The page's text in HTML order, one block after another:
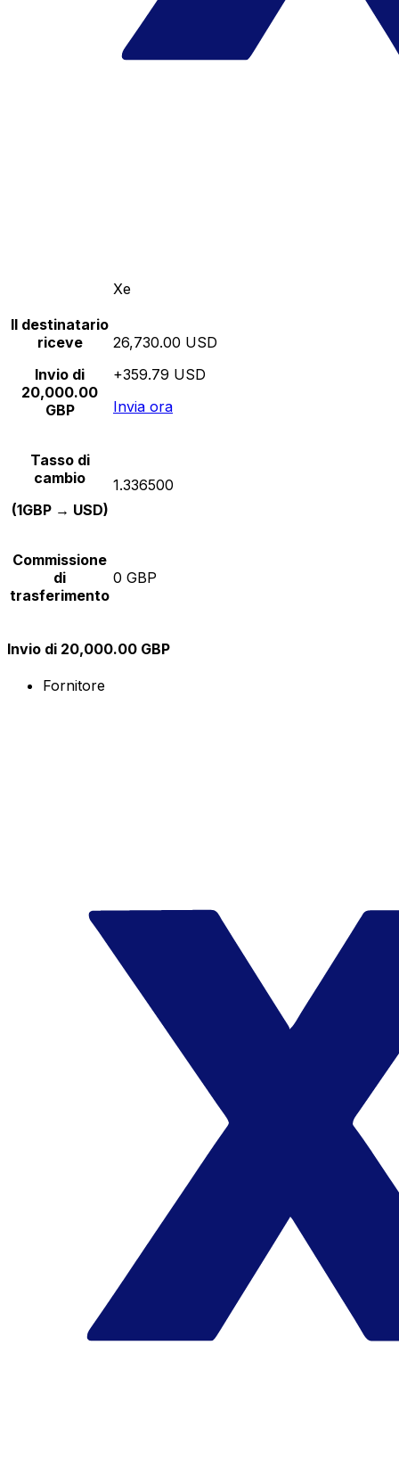
Xe
Il destinatario
riceve
Invio di
20,000.00
GBP
26,730.00 USD
+359.79 USD
Invia ora
Tasso di
cambio
(1GBP → USD)
1.336500
Commissione
di
trasferimento
0 GBP
Invio di 20,000.00 GBP
Fornitore